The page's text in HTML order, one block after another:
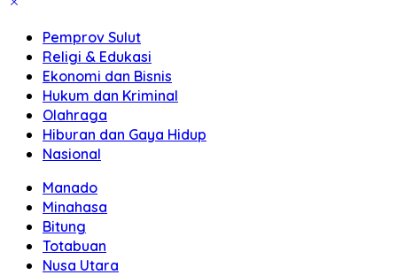
Pemprov Sulut
Religi & Edukasi
Ekonomi dan Bisnis
Hukum dan Kriminal
Olahraga
Hiburan dan Gaya Hidup
Nasional
Manado
Minahasa
Bitung
Totabuan
Nusa Utara